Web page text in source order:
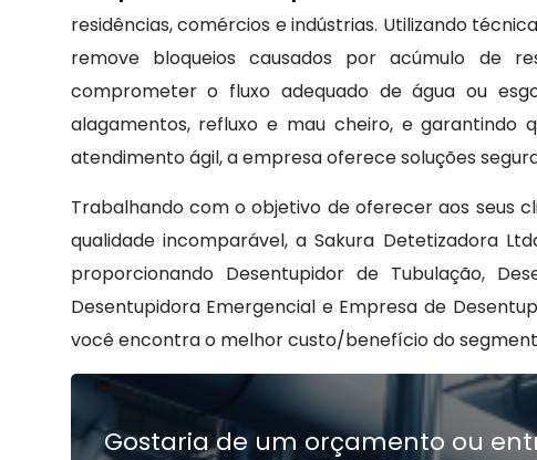
residências, comércios e indústrias. Utilizando
remove bloqueios causados por acúmulo de
comprometer o fluxo adequado de água ou
alagamentos, refluxo e mau cheiro, e
atendimento ágil, a empresa oferece soluções
Trabalhando com o objetivo de oferecer aos seus
qualidade incomparável, a Sakura Detetizadora
proporcionando Desentupidor de Tubulação,
Desentupidora Emergencial e Empresa de
você encontra o melhor custo/benefício do
Gostaria de um orçamento ou